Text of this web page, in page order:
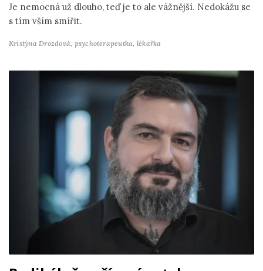
Je nemocná už dlouho, teď je to ale vážnější. Nedokážu se
s tím vším smířit.
Kristýna Drozdová, psychoterapeutka, lékařka